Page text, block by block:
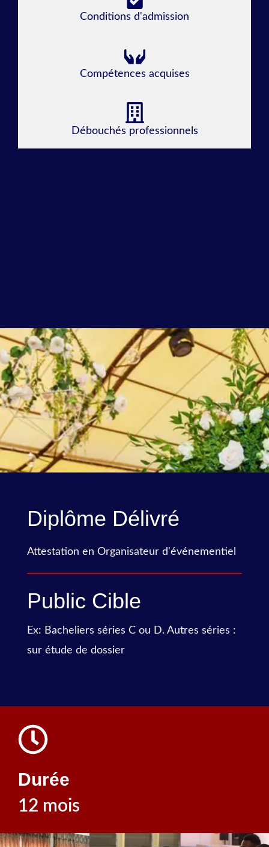
Conditions d'admission
Compétences acquises
Débouchés professionnels
Diplôme Délivré
Attestation en Organisateur d'événementiel
Public Cible
Ex: Bacheliers séries C ou D. Autres séries :
sur étude de dossier
Durée
12 mois